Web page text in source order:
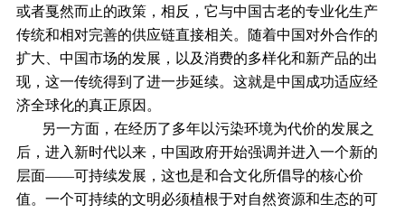
或者戛然而止的政策，相反，它与中国古老的专业化生产
传统和相对完善的供应链直接相关。随着中国对外合作的
扩大、中国市场的发展，以及消费的多样化和新产品的出
现，这一传统得到了进一步延续。这就是中国成功适应经
济全球化的真正原因。
另一方面，在经历了多年以污染环境为代价的发展之
后，进入新时代以来，中国政府开始强调并进入一个新的
层面——可持续发展，这也是和合文化所倡导的核心价
值。一个可持续的文明必须植根于对自然资源和生态的可